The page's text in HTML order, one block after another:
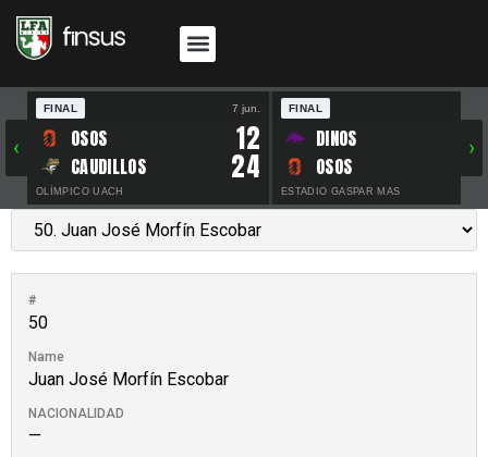
‹
FINAL 7 jun.
OSOS 12
CAUDILLOS 24
OLÍMPICO UACH
FINAL
DINOS
OSOS
ESTADIO GASPAR MAS
›
#
50
Name
Juan José Morfín Escobar
NACIONALIDAD
—